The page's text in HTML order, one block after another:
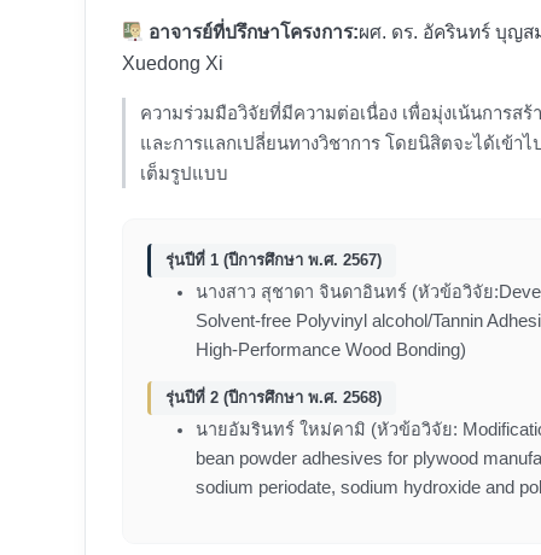
อาจารย์ที่ปรึกษาโครงการ:ผศ. ดร. อัครินทร์ บุญส
Xuedong Xi
ความร่วมมือวิจัยที่มีความต่อเนื่อง เพื่อมุ่งเน้นการสร้
และการแลกเปลี่ยนทางวิชาการ โดยนิสิตจะได้เข้า
เต็มรูปแบบ
รุ่นปีที่ 1 (ปีการศึกษา พ.ศ. 2567)
นางสาว สุชาดา จินดาอินทร์ (หัวข้อวิจัย
Solvent-free Polyvinyl alcohol/Tannin
High-Performance Wood Bonding)
รุ่นปีที่ 2 (ปีการศึกษา พ.ศ. 2568)
นายอัมรินทร์ ใหม่คามิ (หัวข้อวิจัย:
bean powder adhesives for plywood
sodium periodate, sodium hydroxide and